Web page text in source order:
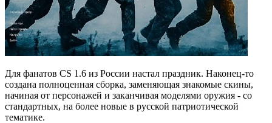
Для фанатов CS 1.6 из России настал праздник. Наконец-то
создана полноценная сборка, заменяющая знакомые скины,
начиная от персонажей и заканчивая моделями оружия - со
стандартных, на более новые в русской патриотической
тематике.